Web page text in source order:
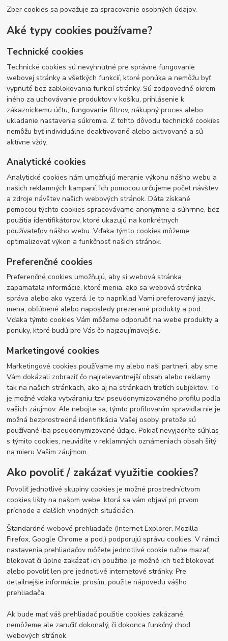
Zber cookies sa považuje za spracovanie osobných údajov.
Aké typy cookies používame?
Technické cookies
Technické cookies sú nevyhnutné pre správne fungovanie
webovej stránky a všetkých funkcií, ktoré ponúka a nemôžu byť
vypnuté bez zablokovania funkcií stránky. Sú zodpovedné okrem
iného za uchovávanie produktov v košíku, prihlásenie k
zákazníckemu účtu, fungovanie filtrov, nákupný proces alebo
ukladanie nastavenia súkromia. Z tohto dôvodu technické cookies
nemôžu byť individuálne deaktivované alebo aktivované a sú
aktívne vždy.
Analytické cookies
Analytické cookies nám umožňujú meranie výkonu nášho webu a
našich reklamných kampaní. Ich pomocou určujeme počet návštev
a zdroje návštev našich webových stránok. Dáta získané
pomocou týchto cookies spracovávame anonymne a súhrnne, bez
použitia identifikátorov, ktoré ukazujú na konkrétnych
používateľov nášho webu. Vďaka týmto cookies môžeme
optimalizovať výkon a funkčnosť našich stránok.
Preferenčné cookies
Preferenčné cookies umožňujú, aby si webová stránka
zapamätala informácie, ktoré menia, ako sa webová stránka
správa alebo ako vyzerá. Je to napríklad Vami preferovaný jazyk,
mena, obľúbené alebo naposledy prezerané produkty a pod.
Vďaka týmto cookies Vám môžeme odporučiť na webe produkty a
ponuky, ktoré budú pre Vás čo najzaujímavejšie.
Marketingové cookies
Marketingové cookies používame my alebo naši partneri, aby sme
Vám dokázali zobraziť čo najrelevantnejší obsah alebo reklamy
tak na našich stránkach, ako aj na stránkach tretích subjektov. To
je možné vďaka vytváraniu tzv. pseudonymizovaného profilu podľa
vašich záujmov. Ale nebojte sa, týmto profilovaním spravidla nie je
možná bezprostredná identifikácia Vašej osoby, pretože sú
používané iba pseudonymizované údaje. Pokiaľ nevyjadríte súhlas
s týmito cookies, neuvidíte v reklamných oznámeniach obsah šitý
na mieru Vašim záujmom.
Ako povoliť / zakázať využitie cookies?
Povoliť jednotlivé skupiny cookies je možné prostredníctvom
cookies lišty na našom webe, ktorá sa vám objaví pri prvom
príchode a ďalších vhodných situáciách.
Štandardné webové prehliadače (Internet Explorer, Mozilla
Firefox, Google Chrome a pod.) podporujú správu cookies. V rámci
nastavenia prehliadačov môžete jednotlivé cookie ručne mazať,
blokovať či úplne zakázať ich použitie, je možné ich tiež blokovať
alebo povoliť len pre jednotlivé internetové stránky. Pre
detailnejšie informácie, prosím, použite nápovedu vášho
prehliadača.
Ak bude mať váš prehliadač použitie cookies zakázané,
nemôžeme ale zaručiť dokonalý, či dokonca funkčný chod
webových stránok.